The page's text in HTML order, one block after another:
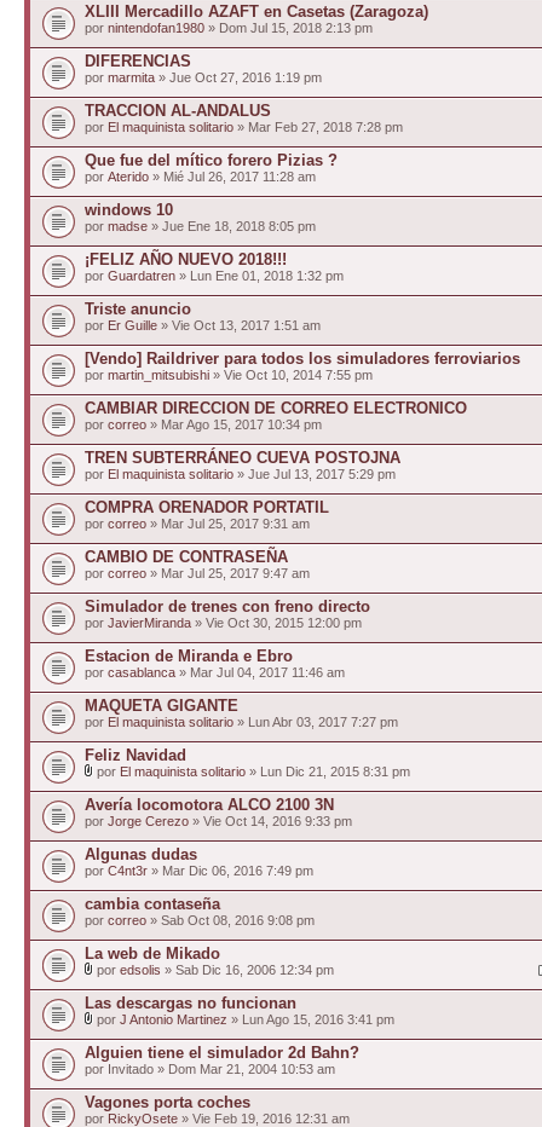
XLIII Mercadillo AZAFT en Casetas (Zaragoza)
por nintendofan1980 » Dom Jul 15, 2018 2:13 pm
DIFERENCIAS
por marmita » Jue Oct 27, 2016 1:19 pm
TRACCION AL-ANDALUS
por El maquinista solitario » Mar Feb 27, 2018 7:28 pm
Que fue del mítico forero Pizias ?
por Aterido » Mié Jul 26, 2017 11:28 am
windows 10
por madse » Jue Ene 18, 2018 8:05 pm
¡FELIZ AÑO NUEVO 2018!!!
por Guardatren » Lun Ene 01, 2018 1:32 pm
Triste anuncio
por Er Guille » Vie Oct 13, 2017 1:51 am
[Vendo] Raildriver para todos los simuladores ferroviarios
por martin_mitsubishi » Vie Oct 10, 2014 7:55 pm
CAMBIAR DIRECCION DE CORREO ELECTRONICO
por correo » Mar Ago 15, 2017 10:34 pm
TREN SUBTERRÁNEO CUEVA POSTOJNA
por El maquinista solitario » Jue Jul 13, 2017 5:29 pm
COMPRA ORENADOR PORTATIL
por correo » Mar Jul 25, 2017 9:31 am
CAMBIO DE CONTRASEÑA
por correo » Mar Jul 25, 2017 9:47 am
Simulador de trenes con freno directo
por JavierMiranda » Vie Oct 30, 2015 12:00 pm
Estacion de Miranda e Ebro
por casablanca » Mar Jul 04, 2017 11:46 am
MAQUETA GIGANTE
por El maquinista solitario » Lun Abr 03, 2017 7:27 pm
Feliz Navidad
por El maquinista solitario » Lun Dic 21, 2015 8:31 pm
Avería locomotora ALCO 2100 3N
por Jorge Cerezo » Vie Oct 14, 2016 9:33 pm
Algunas dudas
por C4nt3r » Mar Dic 06, 2016 7:49 pm
cambia contaseña
por correo » Sab Oct 08, 2016 9:08 pm
La web de Mikado
por edsolis » Sab Dic 16, 2006 12:34 pm
Las descargas no funcionan
por J Antonio Martinez » Lun Ago 15, 2016 3:41 pm
Alguien tiene el simulador 2d Bahn?
por Invitado » Dom Mar 21, 2004 10:53 am
Vagones porta coches
por RickyOsete » Vie Feb 19, 2016 12:31 am